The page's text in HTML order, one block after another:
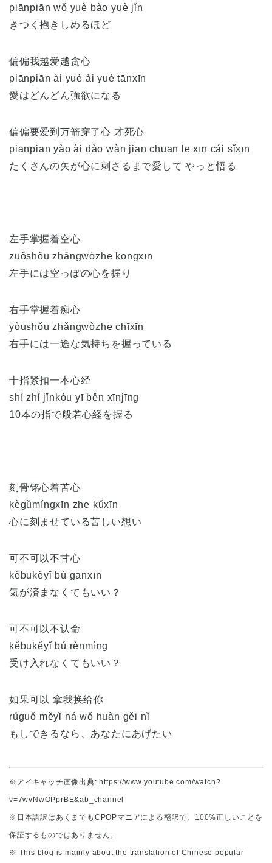
piānpiān wǒ yuè bào yuè jǐn
きつく抱きしめるほど
偏偏我越爱越贪心
piānpiān ài yuè ài yuè tānxīn
愛はどんどん強欲になる
偏偏要爱到万箭穿了心 才死心
piānpiān yào ài dào wàn jiān chuān le xīn cái sǐxīn
たくさんの矢が心に刺さるまで愛して やっと悟る
左手掌握着空心
zuǒshǒu zhǎngwòzhe kōngxīn
左手には空っぽの心を握り
右手掌握着痴心
yòushǒu zhǎngwòzhe chīxīn
右手には一途な気持ちを握っている
十指紧扣一本心经
shí zhǐ jǐnkòu yī běn xīnjīng
10本の指で般若心経を握る
刻骨铭心着苦心
kègǔmíngxīn zhe kǔxīn
心に刻ませている苦しい想い
可不可以不甘心
kěbukěyǐ bù gānxīn
気が済まなくてもいい？
可不可以不认命
kěbukěyǐ bú rènmìng
受け入れなくてもいい？
如果可以 拿我换给你
rúguǒ měyǐ ná wǒ huàn gěi nǐ
もしできるなら、あなたにあげたい
※アイキャッチ画像出典: https://www.youtube.com/watch?
v=7wvNwOPprBE&ab_channel
※日本語訳はあくまでもCPOPマニアによる翻訳で、100%正しいことを
保証するものではありません。
※ This blog is mainly about the translation of Chinese popular